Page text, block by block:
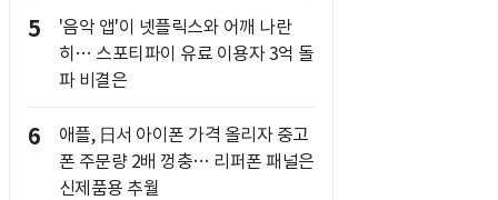
5
'음악 앱'이 넷플릭스와 어깨 나란
히… 스포티파이 유료 이용자 3억 돌
파 비결은
6
애플, 日서 아이폰 가격 올리자 중고
폰 주문량 2배 껑충… 리퍼폰 패널은
신제품용 추월